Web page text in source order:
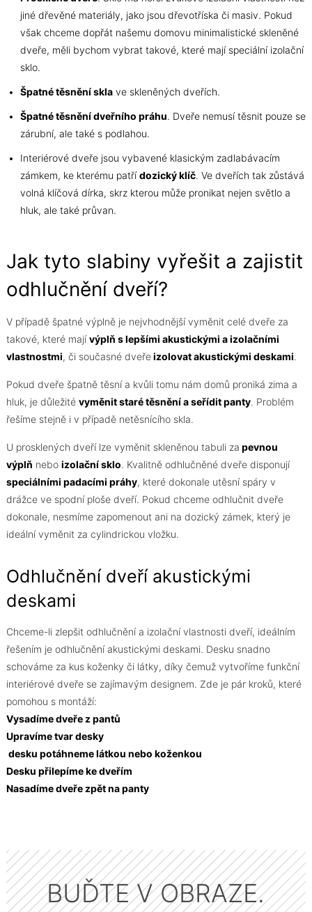
jiné dřevěné materiály, jako jsou dřevotříska či masiv. Pokud
však chceme dopřát našemu domovu minimalistické skleněné
dveře, měli bychom vybrat takové, které mají speciální izolační
sklo.
Špatné těsnění sklave skleněných dveřích.
Špatné těsnění dveřního práhu. Dveře nemusí těsnit pouze se
zárubní, ale také s podlahou.
Interiérové dveře jsou vybavené klasickým zadlabávacím
zámkem, ke kterému patřídozický klíč. Ve dveřích tak zůstává
volná klíčová dírka, skrz kterou může pronikat nejen světlo a
hluk, ale také průvan.
Jak tyto slabiny vyřešit a zajistit
odhlučnění dveří?
V případě špatné výplně je nejvhodnější vyměnit celé dveře za
takové, které majívýplň s lepšími akustickými a izolačními
vlastnostmi, či současné dveřeizolovat akustickými deskami.
Pokud dveře špatně těsní a kvůli tomu nám domů proniká zima a
hluk, je důležité vyměnit staré těsnění a seřídit panty. Problém
řešíme stejně i v případě netěsnícího skla.
U prosklených dveří lze vyměnit skleněnou tabuli za pevnou
výplň nebo izolační sklo. Kvalitně odhlučněné dveře disponují
speciálními padacími práhy, které dokonale utěsní spáry v
drážce ve spodní ploše dveří. Pokud chceme odhlučnit dveře
dokonale, nesmíme zapomenout ani na dozický zámek, který je
ideální vyměnit za cylindrickou vložku.
Odhlučnění dveří akustickými
deskami
Chceme-li zlepšit odhlučnění a izolační vlastnosti dveří, ideálním
řešením je odhlučnění akustickými deskami. Desku snadno
schováme za kus koženky či látky, díky čemuž vytvoříme funkční
interiérové dveře se zajímavým designem. Zde je pár kroků, které
pomohou s montáží:
Vysadíme dveře z pantů
Upravíme tvar desky
desku potáhneme látkou nebo koženkou
Desku přilepíme ke dveřím
Nasadíme dveře zpět na panty
BUĎTE V OBRAZE.